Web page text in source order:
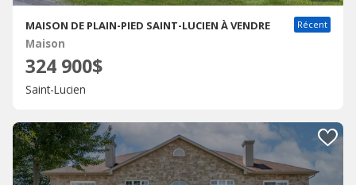
MAISON DE PLAIN-PIED SAINT-LUCIEN À VENDRE Récent
Maison
324 900$
Saint-Lucien